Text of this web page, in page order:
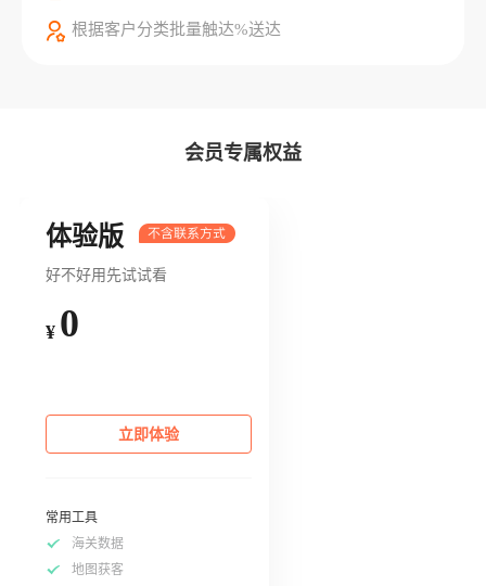
根据客户分类批量触达%送达
会员专属权益
体验版
好不好用先试试看
¥ 0
立即体验
常用工具
海关数据
地图获客